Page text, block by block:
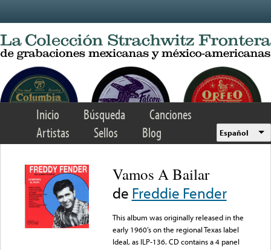
Inicio Búsqueda
Canciones
Artistas
Sellos Blog Español
Vamos A Bailar
de Freddie Fender
This album was originally released in the
early 1960’s on the regional Texas label
Ideal, as ILP-136. CD contains a 4 panel